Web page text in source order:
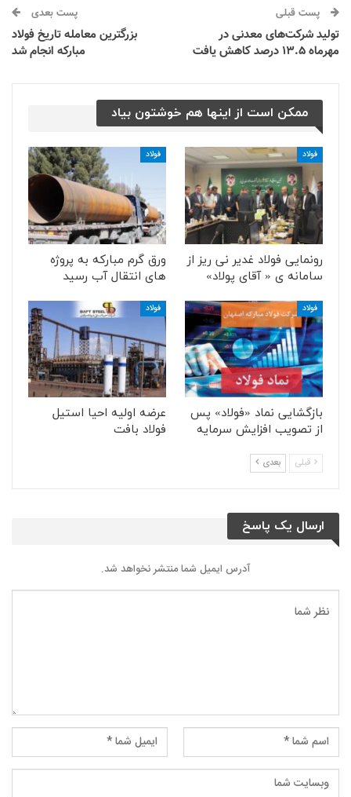
پست قبلی
تولید شرکت‌های معدنی در
مهرماه ۱۳.۵ درصد کاهش یافت
پست بعدی
بزرگترین معامله تاریخ فولاد
مبارکه انجام شد
ممکن است از اینها هم خوشتون بیاد
فولاد
رونمایی فولاد غدیر نی ریز از
سامانه ی « آقای پولاد»
فولاد
ورق گرم مبارکه به پروژه
های انتقال آب رسید
فولاد
بازگشایی نماد «فولاد» پس
از تصویب افزایش سرمایه
فولاد
عرضه اولیه احیا استیل
فولاد بافت
قبلی بعدی
ارسال یک پاسخ
آدرس ایمیل شما منتشر نخواهد شد.